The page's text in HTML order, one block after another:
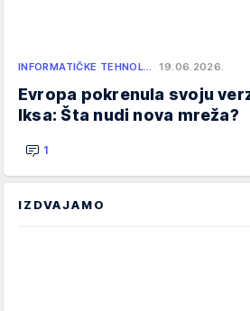
INFORMATIČKE TEHNOL… 19.06.2026.
Evropa pokrenula svoju
Iksa: Šta nudi nova mreža?
1
IZDVAJAMO